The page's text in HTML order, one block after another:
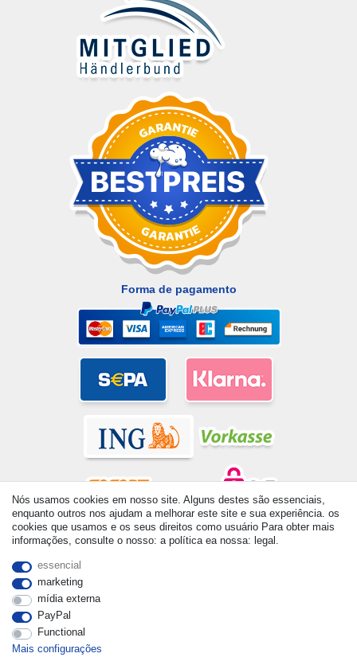
Forma de pagamento
© Copyright 2026 | Todos os direitos reservados. - All rights
reserved. Prices incl. VAT. 19% VAT Basic prices see article detail
| * Applies to deliveries to the UK!
Nós usamos cookies em nosso site. Alguns destes são essenciais,
enquanto outros nos ajudam a melhorar este site e sua experiência. os
cookies que usamos e os seus direitos como usuário Para obter mais
informações, consulte o nosso: a política ea nossa: legal.
essencial
marketing
mídia externa
PayPal
Functional
Mais configurações